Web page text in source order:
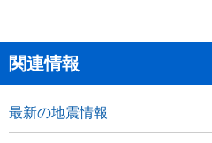
関連情報
最新の地震情報